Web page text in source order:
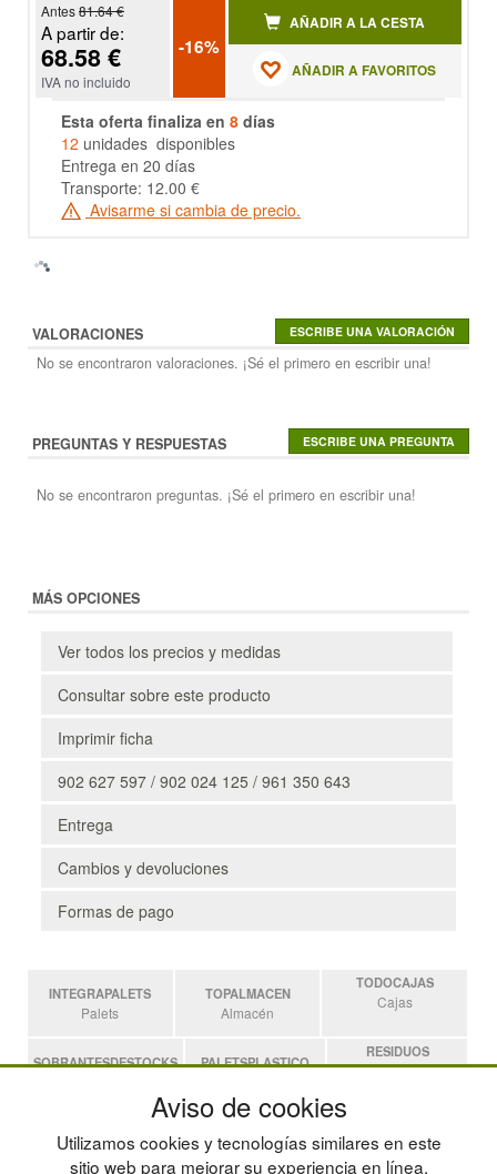
Antes81.64 €
A partir de:
68.58 €
IVA no incluido
-16%
AÑADIR A LA CESTA
AÑADIR A FAVORITOS
Esta oferta finaliza en 8 días
12 unidades disponibles
Entrega en 20 días
Transporte: 12.00 €
Avisarme si cambia de precio.
VALORACIONES
No se encontraron valoraciones. ¡Sé el primero en escribir una!
PREGUNTAS Y RESPUESTAS
No se encontraron preguntas. ¡Sé el primero en escribir una!
MÁS OPCIONES
Ver todos los precios y medidas
Consultar sobre este producto
Imprimir ficha
902 627 597 / 902 024 125 / 961 350 643
Entrega
Cambios y devoluciones
Formas de pago
INTEGRAPALETS
Palets
TOPALMACEN
Almacén
TODOCAJAS
Cajas
SOBRANTESDESTOCKS PALETSPLASTICO
RESIDUOS
Residuos
Estanterias
Aviso de cookies
Utilizamos cookies y tecnologías similares en este
sitio web para mejorar su experiencia en línea,